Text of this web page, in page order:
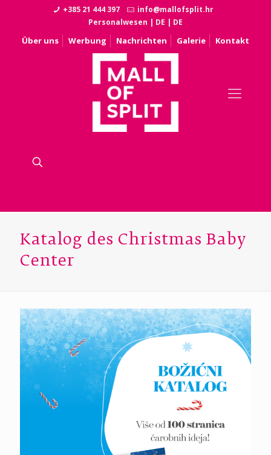
+385 21 444 397
info@mallofsplit.hr
Personalwesen | DE | DE
Über uns Werbung Nachrichten Galerie Kontakt
Katalog des Christmas Baby
Center